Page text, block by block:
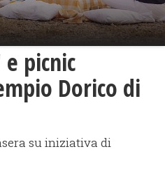
picnic
Dorico di
su iniziativa di